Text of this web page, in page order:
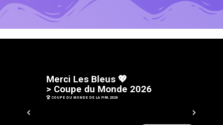
Merci Les B eus 💖
> Coupe du Monde 2026
🏆 COUPE DU MONDE DE LA FIFA 2026